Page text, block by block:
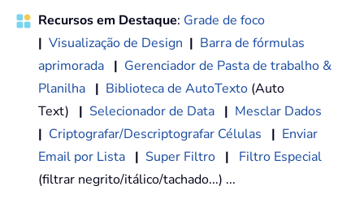
Recursos em Destaque: Grade de foco
| Visualização de Design | Barra de fórmulas
aprimorada | Gerenciador de Pasta de trabalho &
Planilha | Biblioteca de AutoTexto (Auto
Text) | Selecionador de Data | Mesclar Dados
| Criptografar/Descriptografar Células | Enviar
Email por Lista | Super Filtro |
Filtro Especial
(filtrar negrito/itálico/tachado...) ...